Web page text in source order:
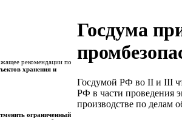
рекомендации по
хранения и
ограниченный
Госдума
Госдумой РФ во II и III
РФ в части проведения
производстве по делам